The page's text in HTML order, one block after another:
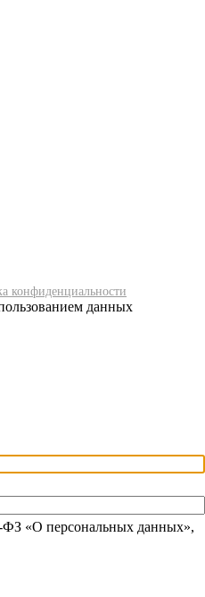
конфиденциальности
данных
ФЗ «О персональных данных»,